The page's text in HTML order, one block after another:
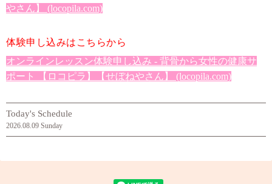
やさん】 (locopila.com)
体験申し込みはこちらから
オンラインレッスン体験申し込み - 背骨から女性の健康サ
ポート 【ロコピラ】【せぼねやさん】 (locopila.com)
Today's Schedule
2026.08.09 Sunday